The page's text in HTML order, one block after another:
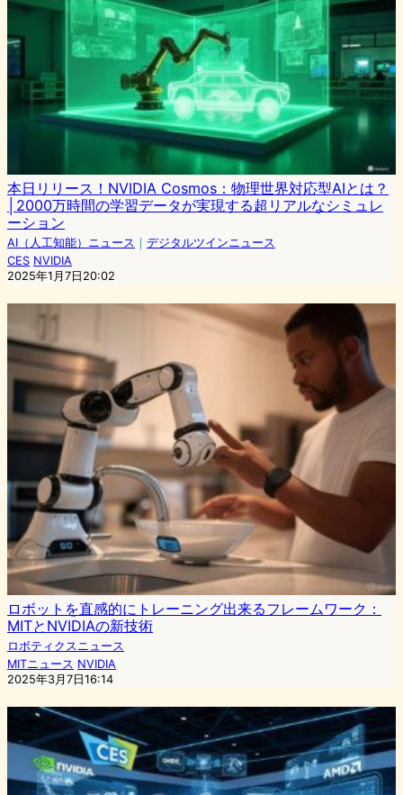
本日リリース！NVIDIA Cosmos：物理世界対応型AIとは？
│2000万時間の学習データが実現する超リアルなシミュレ
ーション
AI（人工知能）ニュース ｜ デジタルツインニュース
CES NVIDIA
2025年1月7日20:02
ロボットを直感的にトレーニング出来るフレームワーク：
MITとNVIDIAの新技術
ロボティクスニュース
MITニュース NVIDIA
2025年3月7日16:14